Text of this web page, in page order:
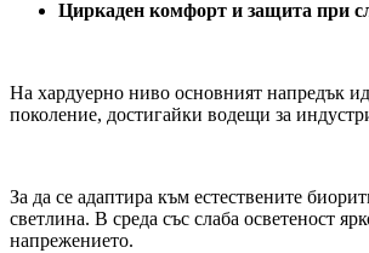
Циркаден комфорт и защита при
На хардуерно ниво основният напредък
поколение, достигайки водещи за
За да се адаптира към естествените
светлина. В среда със слаба осветеност
напрежението.